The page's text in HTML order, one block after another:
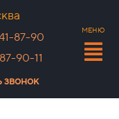
87-90
90-11
звонок
МЕНЮ